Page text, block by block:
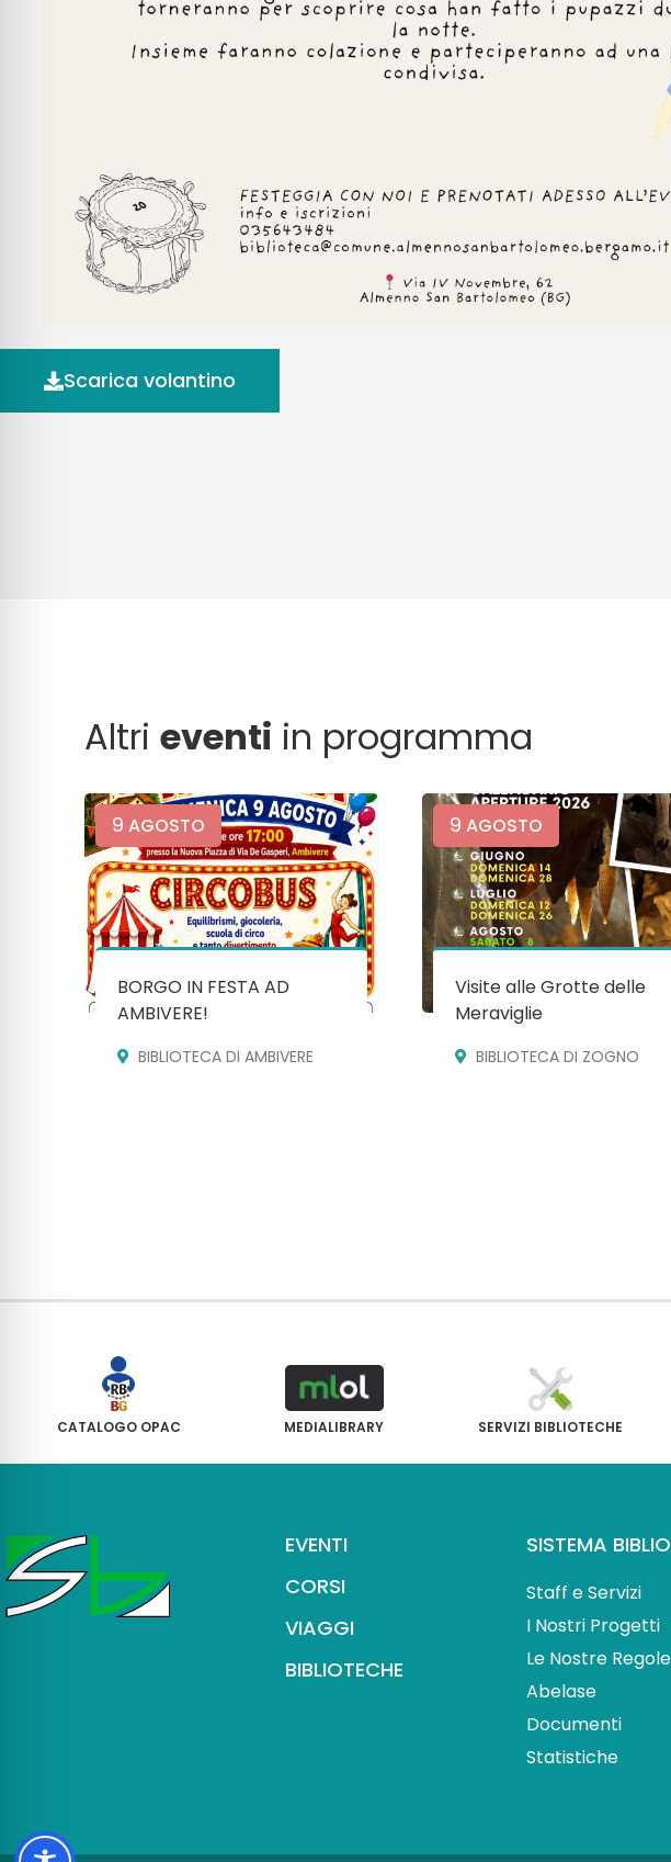
Scarica volantino
Altrieventi in programma
9 AGOSTO
BORGO IN FESTA AD
AMBIVERE!
BIBLIOTECA DI AMBIVERE
9 AGOSTO
Visite alle Grotte delle
Meraviglie
BIBLIOTECA DI ZOGNO
CATALOGO OPAC MEDIALIBRARY SERVIZI BIBLIOTECHE
EVENTI
CORSI
VIAGGI
BIBLIOTECHE
SISTEMA
Staff e Servizi
I Nostri Progetti
Le Nostre Regole
Abelase
Documenti
Statistiche